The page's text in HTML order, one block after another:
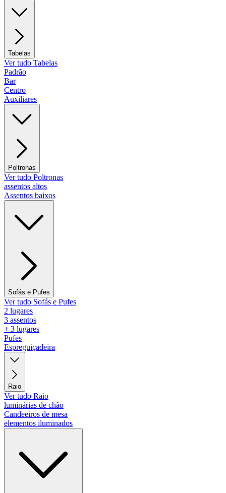
Tabelas
Ver tudo Tabelas
Padrão
Bar
Centro
Auxiliares
Poltronas
Ver tudo Poltronas
assentos altos
Assentos baixos
Sofás e Pufes
Ver tudo Sofás e Pufes
2 lugares
3 assentos
+ 3 lugares
Pufes
Espreguiçadeira
Raio
Ver tudo Raio
luminárias de chão
Candeeiros de mesa
elementos iluminados